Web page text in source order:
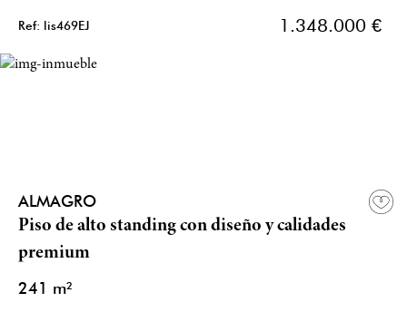
Ref: lis469EJ 1.348.000 €
ALMAGRO
Piso de alto standing con diseño y calidades
premium
241 m²